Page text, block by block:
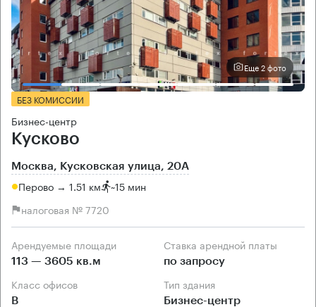
Еще 2 фото
БЕЗ КОМИССИИ
Бизнес-центр
Кусково
Москва, Кусковская улица, 20А
Перово → 1.51 км ~15 мин
налоговая № 7720
Арендуемые площади
113 — 3605 кв.м
Ставка арендной платы
по запросу
Класс офисов
B
Тип здания
Бизнес-центр